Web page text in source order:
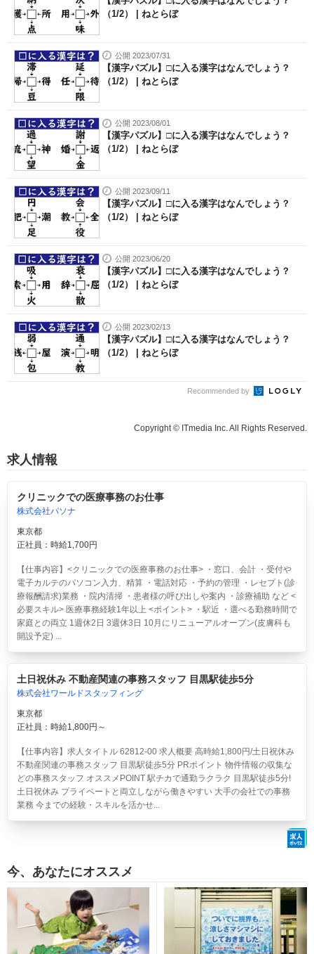
（1/2） | ねとらぼ
公開 2023/07/31
【漢字パズル】□に入る漢字はなんでしょう？
（1/2） | ねとらぼ
公開 2023/08/01
【漢字パズル】□に入る漢字はなんでしょう？
（1/2） | ねとらぼ
公開 2023/09/11
【漢字パズル】□に入る漢字はなんでしょう？
（1/2） | ねとらぼ
公開 2023/06/20
【漢字パズル】□に入る漢字はなんでしょう？
（1/2） | ねとらぼ
公開 2023/02/13
【漢字パズル】□に入る漢字はなんでしょう？
（1/2） | ねとらぼ
Recommended by
Copyright © ITmedia Inc. All Rights Reserved.
求人情報
クリニックでの医療事務のお仕事
株式会社パソナ
東京都
正社員：時給1,700円
【仕事内容】<クリニックでの医療事務のお仕事> ・窓口、会計 ・受付や
電子カルテのパソコン入力、精算 ・電話対応 ・予約の管理 ・レセプト(診
療報酬請求)業務 ・院内清掃 ・患者様の呼び出しや案内 ・診療補助 など <
必要スキル> 医療事務経験1年以上 <ポイント> ・駅近 ・選べる勤務時間で
家庭との両立 1週休2日 3週休3日 10月にリニューアルオープン(皮膚科も
開設予定) ...
土日祝休み 不動産関連の事務スタッフ 目黒駅徒歩5分
株式会社ワールドスタッフィング
東京都
正社員：時給1,800円～
【仕事内容】求人タイトル 62812-00 求人概要 高時給1,800円/土日祝休み
不動産関連の事務スタッフ 目黒駅徒歩5分 PRポイント 物件情報の収集な
どの事務スタッフ オススメPOINT 駅チカで通勤ラクラク 目黒駅徒歩5分!
土日祝休み プライベートと両立しながら働きやすい 大手の会社での事務
業務 今までの経験・スキルを活かせ...
今、あなたにオススメ